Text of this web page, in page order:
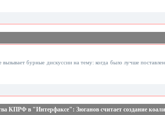
бурные дискуссии на тему: когда было лучше
КПРФ в "Интерфаксе": Зюганов считает создание